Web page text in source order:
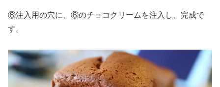
⑧注入用の穴に、⑥のチョコクリームを注入し、完成で
す。